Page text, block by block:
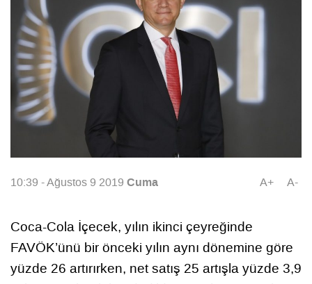
10:39 - Ağustos 9 2019 Cuma A+ A-
Coca-Cola İçecek, yılın ikinci çeyreğinde
FAVÖK’ünü bir önceki yılın aynı dönemine göre
yüzde 26 artırırken, net satış 25 artışla yüzde 3,9